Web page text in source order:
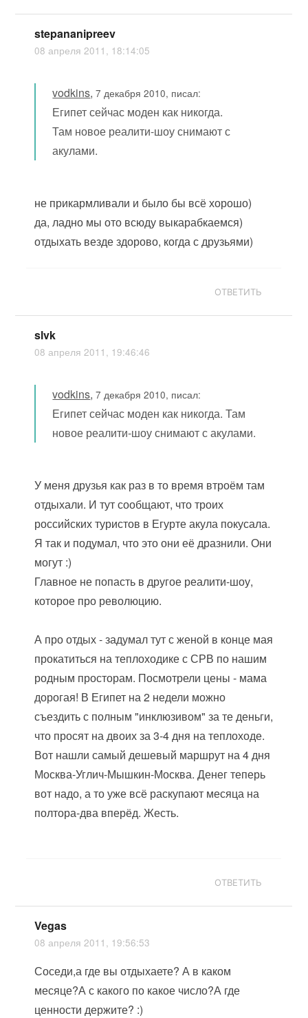
stepananipreev
08 апреля 2011, 18:14:05
vodkins,7 декабря 2010, писал:
Египет сейчас моден как никогда.
Там новое реалити-шоу снимают с
акулами.
не прикармливали и было бы всё хорошо)
да, ладно мы ото всюду выкарабкаемся)
отдыхать везде здорово, когда с друзьями)
ОТВЕТИТЬ
slvk
08 апреля 2011, 19:46:46
vodkins,7 декабря 2010, писал:
Египет сейчас моден как никогда. Там
новое реалити-шоу снимают с акулами.
У меня друзья как раз в то время втроём там
отдыхали. И тут сообщают, что троих
российских туристов в Егурте акула покусала.
Я так и подумал, что это они её дразнили. Они
могут :)
Главное не попасть в другое реалити-шоу,
которое про революцию.
А про отдых - задумал тут с женой в конце мая
прокатиться на теплоходике с СРВ по нашим
родным просторам. Посмотрели цены - мама
дорогая! В Египет на 2 недели можно
съездить с полным "инклюзивом" за те деньги,
что просят на двоих за 3-4 дня на теплоходе.
Вот нашли самый дешевый маршрут на 4 дня
Москва-Углич-Мышкин-Москва. Денег теперь
вот надо, а то уже всё раскупают месяца на
полтора-два вперёд. Жесть.
ОТВЕТИТЬ
Vegas
08 апреля 2011, 19:56:53
Соседи,а где вы отдыхаете? А в каком
месяце?А с какого по какое число?А где
ценности держите? :)